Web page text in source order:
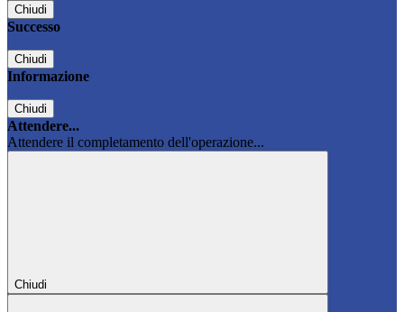
Chiudi
Successo
Chiudi
Informazione
Chiudi
Attendere...
Attendere il completamento dell'operazione...
Chiudi